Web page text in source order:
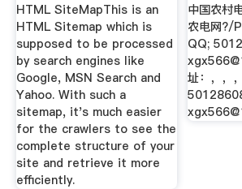
HTML SiteMapThis is an
HTML Sitemap which is
supposed to be processed
by search engines like
Google, MSN Search and
Yahoo. With such a
sitemap, it's much easier
for the crawlers to see the
complete structure of your
site and retrieve it more
efficiently.
中国农村
农电网?/
QQ;
址：，，